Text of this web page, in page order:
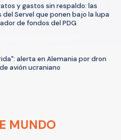
y gastos sin respaldo: las
Servel que ponen bajo la lupa
de fondos del PDG
alerta en Alemania por dron
avión ucraniano
MUNDO